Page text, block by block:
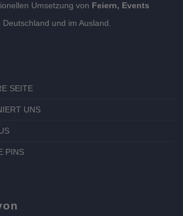
Umsetzung von Feiern, Events
Deutschland und im Ausland.
SEITE
UNS
PINS